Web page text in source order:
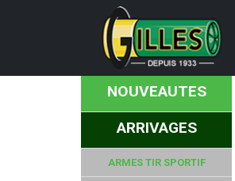
NOUVEAUTES
ARRIVAGES
ARMES TIR SPORTIF